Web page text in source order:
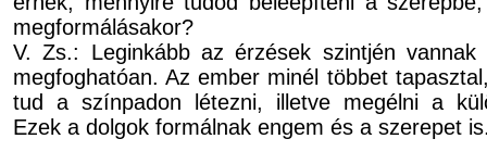
megformálásakor?
V. Zs.: Leginkább az érzések szintjén vannak
megfoghatóan. Az ember minél többet
tud a színpadon létezni, illetve megélni a
Ezek a dolgok formálnak engem és a szerepet